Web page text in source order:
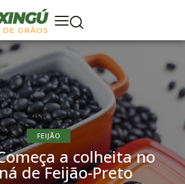
FEIJÃO
a colheita no
de Feijão-Preto